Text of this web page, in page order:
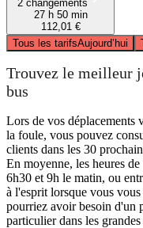
2 changements
27 h 50 min
112,01 €
Tous les tarifsAujourd’hui
Trouvez le meilleur
bus
Lors de vos déplacements
la foule, vous pouvez
clients dans les 30
En moyenne, les heures
6h30 et 9h le matin, ou
à l'esprit lorsque vous
pourriez avoir besoin d'un
particulier dans les